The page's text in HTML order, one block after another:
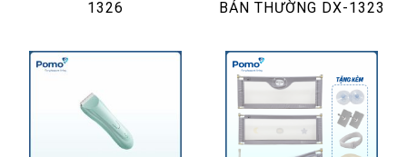
1326
BẢN THƯỜNG DX-1323